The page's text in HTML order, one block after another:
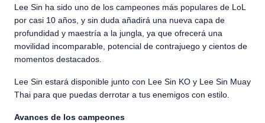
Lee Sin ha sido uno de los campeones más populares de LoL
por casi 10 años, y sin duda añadirá una nueva capa de
profundidad y maestría a la jungla, ya que ofrecerá una
movilidad incomparable, potencial de contrajuego y cientos de
momentos destacados.
Lee Sin estará disponible junto con Lee Sin KO y Lee Sin Muay
Thai para que puedas derrotar a tus enemigos con estilo.
Avances de los campeones